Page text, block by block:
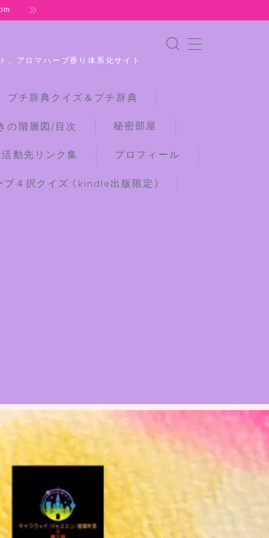
、アロマハーブ香り体系化サイト
チ辞典クイズ＆プチ辞典
の階層図/目次 秘密部屋
動先リンク集 プロフィール
４択クイズ (kindle出版限定)